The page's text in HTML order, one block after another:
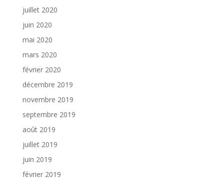
juillet 2020
juin 2020
mai 2020
mars 2020
février 2020
décembre 2019
novembre 2019
septembre 2019
août 2019
juillet 2019
juin 2019
février 2019